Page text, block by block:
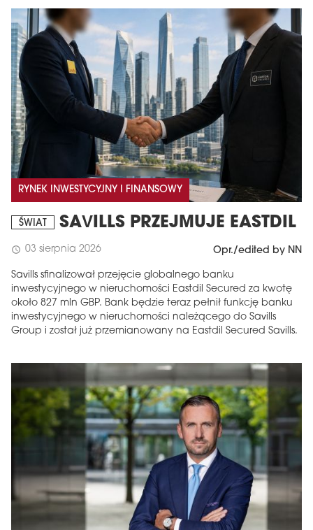
RYNEK INWESTYCYJNY I FINANSOWY
ŚWIAT SAVILLS PRZEJMUJE EASTDIL
schedule 03 sierpnia 2026 Opr./edited by NN
Savills sfinalizował przejęcie globalnego banku
inwestycyjnego w nieruchomości Eastdil Secured za kwotę
około 827 mln GBP. Bank będzie teraz pełnił funkcję banku
inwestycyjnego w nieruchomości należącego do Savills
Group i został już przemianowany na Eastdil Secured Savills.